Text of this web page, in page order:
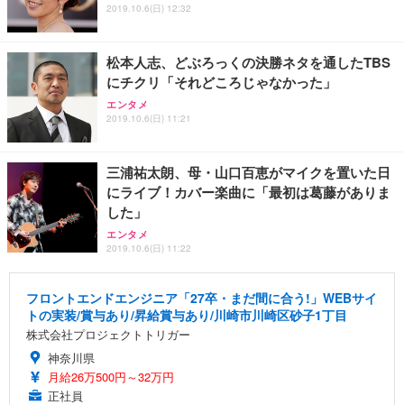
2019.10.6(日) 12:32
松本人志、どぶろっくの決勝ネタを通したTBS
にチクリ「それどころじゃなかった」
エンタメ
2019.10.6(日) 11:21
三浦祐太朗、母・山口百恵がマイクを置いた日
にライブ！カバー楽曲に「最初は葛藤がありま
した」
エンタメ
2019.10.6(日) 11:22
フロントエンドエンジニア「27卒・まだ間に合う!」WEBサイ
トの実装/賞与あり/昇給賞与あり/川崎市川崎区砂子1丁目
株式会社プロジェクトトリガー
神奈川県
月給26万500円～32万円
正社員